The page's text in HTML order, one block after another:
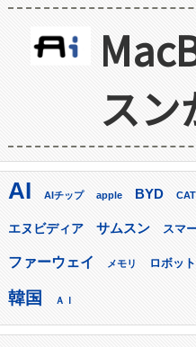
ス
AI AIチップ apple BYD
エヌビディア サムスン スマ
ファーウェイ メモリ ロボット
韓国 ＡＩ